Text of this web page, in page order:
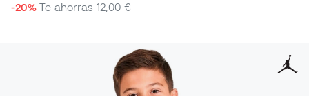
-20% Te ahorras12,00 €